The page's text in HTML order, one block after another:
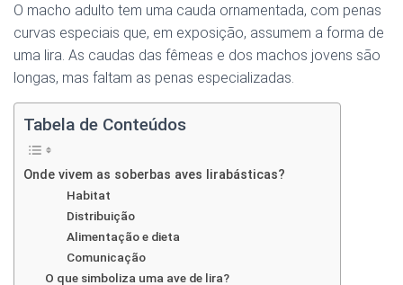
O macho adulto tem uma cauda ornamentada, com penas
curvas especiais que, em exposição, assumem a forma de
uma lira. As caudas das fêmeas e dos machos jovens são
longas, mas faltam as penas especializadas.
Tabela de Conteúdos
Onde vivem as soberbas aves lirabásticas?
Habitat
Distribuição
Alimentação e dieta
Comunicação
O que simboliza uma ave de lira?